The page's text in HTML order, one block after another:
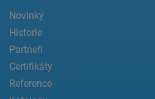
Novinky
Historie
Partneři
Certifikáty
Reference